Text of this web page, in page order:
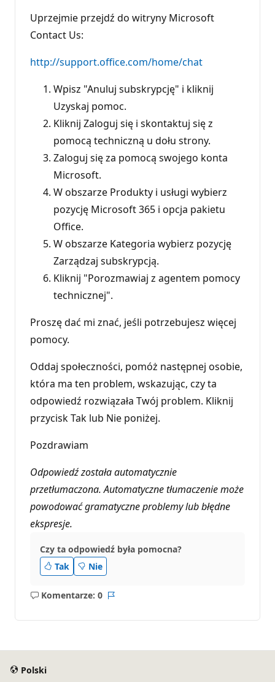
Uprzejmie przejdź do witryny Microsoft
Contact Us:
http://support.office.com/home/chat
Wpisz "Anuluj subskrypcję" i kliknij
Uzyskaj pomoc.
Kliknij Zaloguj się i skontaktuj się z
pomocą techniczną u dołu strony.
Zaloguj się za pomocą swojego konta
Microsoft.
W obszarze Produkty i usługi wybierz
pozycję Microsoft 365 i opcja pakietu
Office.
W obszarze Kategoria wybierz pozycję
Zarządzaj subskrypcją.
Kliknij "Porozmawiaj z agentem pomocy
technicznej".
Proszę dać mi znać, jeśli potrzebujesz więcej
pomocy.
Oddaj społeczności, pomóż następnej osobie,
która ma ten problem, wskazując, czy ta
odpowiedź rozwiązała Twój problem. Kliknij
przycisk Tak lub Nie poniżej.
Pozdrawiam
Odpowiedź została automatycznie
przetłumaczona. Automatyczne tłumaczenie może
powodować gramatyczne problemy lub błędne
ekspresje.
Czy ta odpowiedź była pomocna?
Tak
Nie
Komentarze: 0
Brak
Polski